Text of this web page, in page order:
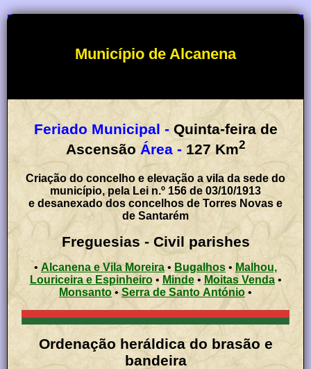
Município de Alcanena
Feriado Municipal - Quinta-feira de
Ascensão Área - 127 Km2
Criação do concelho e elevação a vila da sede do
município, pela Lei n.º 156 de 03/10/1913
e desanexado dos concelhos de Torres Novas e
de Santarém
Freguesias - Civil parishes
• Alcanena e Vila Moreira • Bugalhos • Malhou,
Louriceira e Espinheiro• Minde• Moitas Venda•
Monsanto •Serra de Santo António •
Ordenação heráldica do brasão e
bandeira